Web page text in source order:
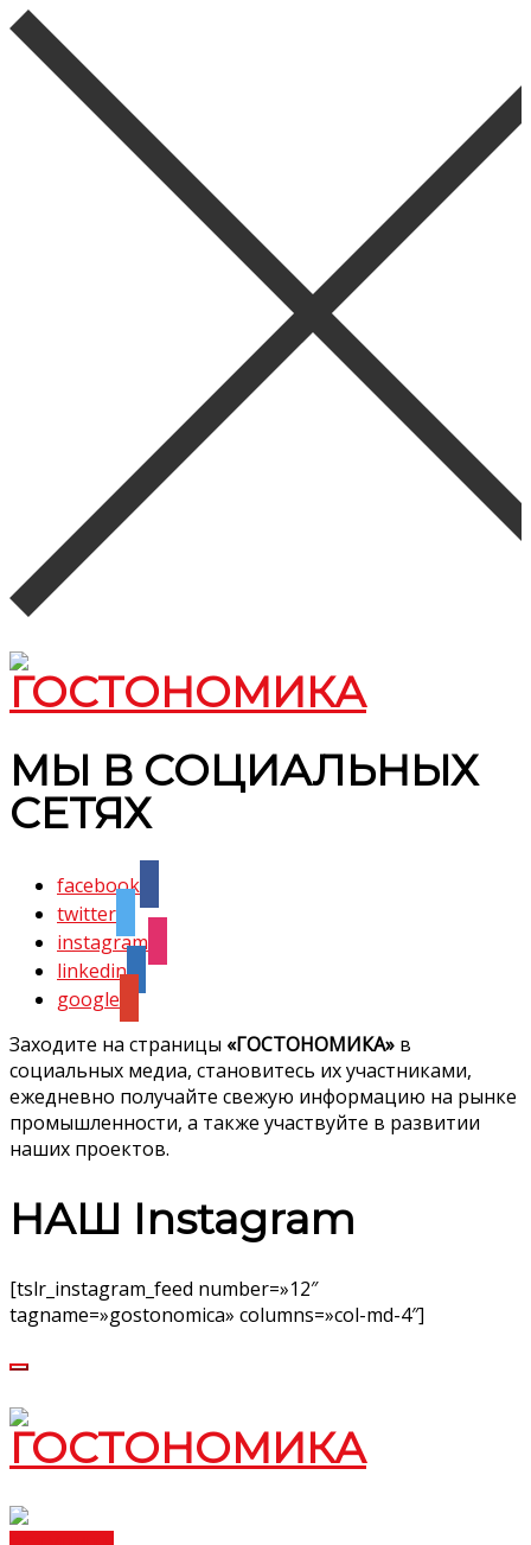
МЫ В СОЦИАЛЬНЫХ
СЕТЯХ
facebook
twitter
instagram
linkedin
google
Заходите на страницы «ГОСТОНОМИКА» в
социальных медиа, становитесь их участниками,
ежедневно получайте свежую информацию на рынке
промышленности, а также участвуйте в развитии
наших проектов.
НАШ Instagram
[tslr_instagram_feed number=»12″
tagname=»gostonomica» columns=»col-md-4″]